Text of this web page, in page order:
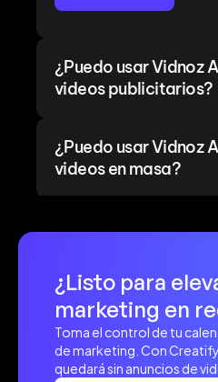
¿Puedo usar Vidnoz
videos publicitarios?
¿Puedo usar Vidnoz
videos en masa?
¿Cuál es la política
¿Listo para
marketing en
Toma el control de tu
de marketing. Con
quedará sin anuncios de